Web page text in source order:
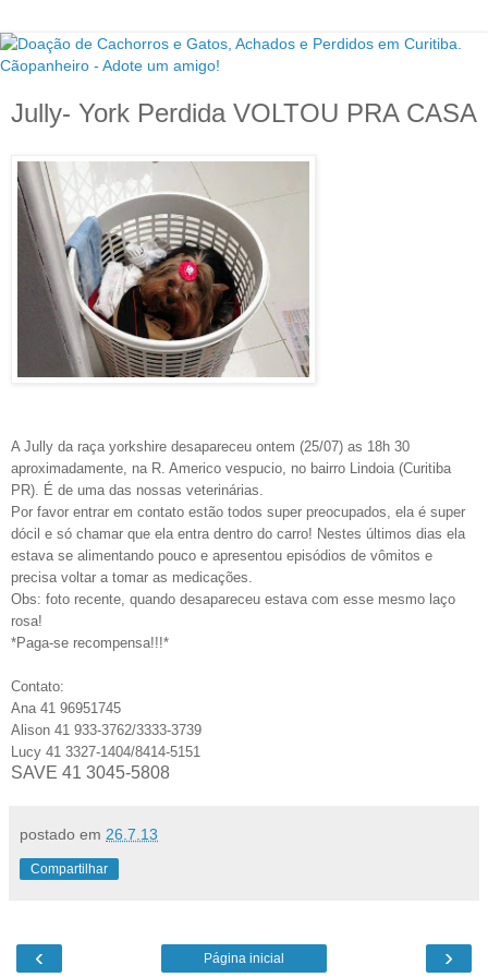
Jully- York Perdida VOLTOU PRA CASA
A Jully da raça yorkshire desapareceu ontem (25/07) as 18h 30
aproximadamente, na R. Americo vespucio, no bairro Lindoia (Curitiba
PR). É de uma das nossas veterinárias.
Por favor entrar em contato estão todos super preocupados, ela é super
dócil e só chamar que ela entra dentro do carro! Nestes últimos dias ela
estava se alimentando pouco e apresentou episódios de vômitos e
precisa voltar a tomar as medicações.
Obs: foto recente, quando desapareceu estava com esse mesmo laço
rosa!
*Paga-se recompensa!!!*
Contato:
Ana 41 96951745
Alison 41 933-3762/3333-3739
Lucy 41 3327-1404/8414-5151
SAVE 41 3045-5808
postado em 26.7.13
Compartilhar
‹ ›
Página inicial